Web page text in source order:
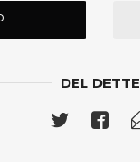
DEL DETTE